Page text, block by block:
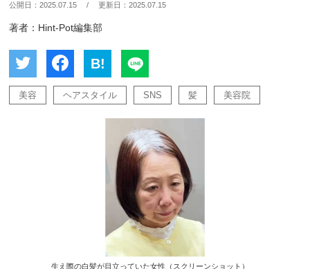
公開日：2025.07.15 / 更新日：2025.07.15
著者：Hint-Pot編集部
B!
美容 ヘアスタイル SNS 髪 美容院
生え際の白髪が目立っていた女性（スクリーンショット）